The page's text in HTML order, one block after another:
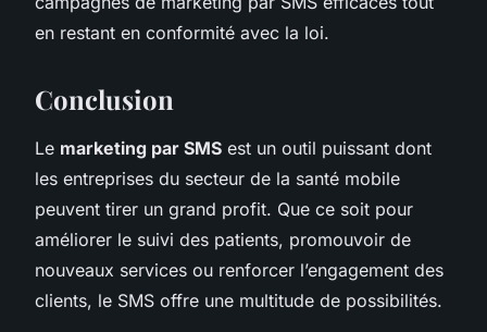
en restant en conformité avec la loi.
Conclusion
Le marketing par SMS est un outil puissant dont
les entreprises du secteur de la santé mobile
peuvent tirer un grand profit. Que ce soit pour
améliorer le suivi des patients, promouvoir de
nouveaux services ou renforcer l’engagement des
clients, le SMS offre une multitude de possibilités.